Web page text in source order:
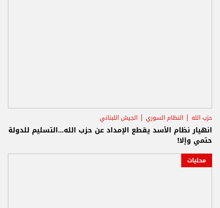
حزب الله النظام السوري الجيش اللبناني
انهيار نظام الأسد يقطع الإمداد عن حزب الله...التسليم للدولة
حتمي وإلا!
محليات